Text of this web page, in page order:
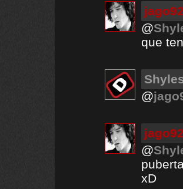
jago92
@
que
@
jago92
@
xD